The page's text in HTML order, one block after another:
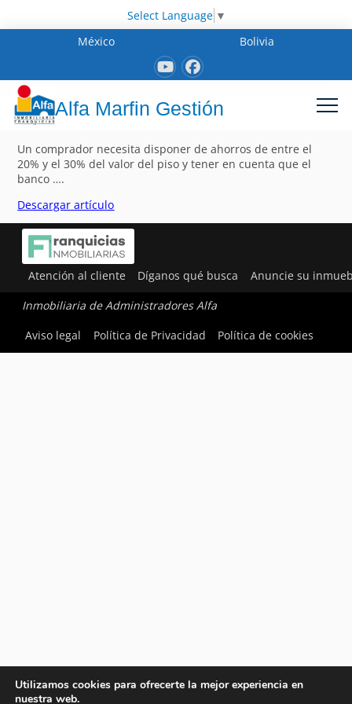
Select Language ▼
México
Bolivia
Alfa Marfin Gestión
Un comprador necesita disponer de ahorros de entre el
20% y el 30% del valor del piso y tener en cuenta que el
banco ….
Descargar artículo
Atención al cliente Díganos qué busca Anuncie su
Inmobiliaria de Administradores Alfa
Aviso legal
Política de Privacidad Política de cookies
Utilizamos cookies para ofrecerte la mejor experiencia en
nuestra web.